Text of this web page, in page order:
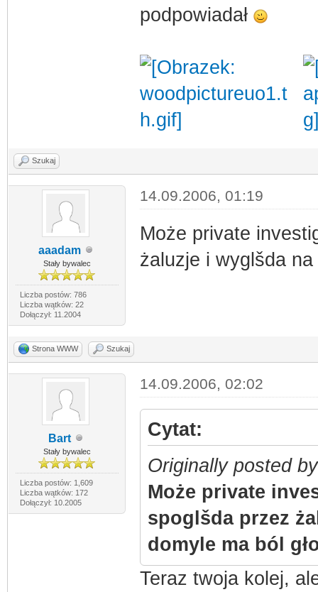
podpowiadał
Szukaj
aaadam
Stały bywalec
Liczba postów: 786
Liczba wątków: 22
Dołączył: 11.2004
14.09.2006, 01:19
Może private
żaluzje i wyglšda na
Strona WWW Szukaj
Bart
Stały bywalec
Liczba postów: 1,609
Liczba wątków: 172
Dołączył: 10.2005
14.09.2006, 02:02
Cytat:
Originally posted
Może private
spoglšda przez
domyle ma ból
Teraz twoja kolej,